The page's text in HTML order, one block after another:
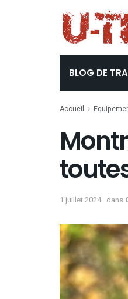
BLOG DE
Accueil
1 juillet 2024 dans